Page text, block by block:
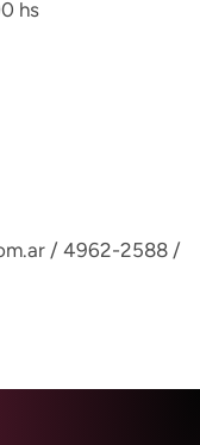
hs
/ 4962-2588 /